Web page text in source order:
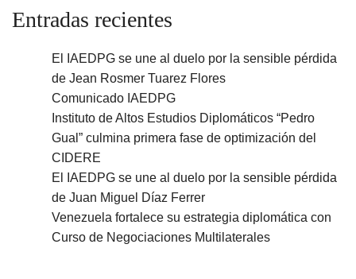
Entradas recientes
El IAEDPG se une al duelo por la sensible pérdida
de Jean Rosmer Tuarez Flores
Comunicado IAEDPG
Instituto de Altos Estudios Diplomáticos “Pedro
Gual” culmina primera fase de optimización del
CIDERE
El IAEDPG se une al duelo por la sensible pérdida
de Juan Miguel Díaz Ferrer
Venezuela fortalece su estrategia diplomática con
Curso de Negociaciones Multilaterales